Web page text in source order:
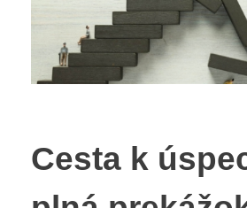
Cesta k